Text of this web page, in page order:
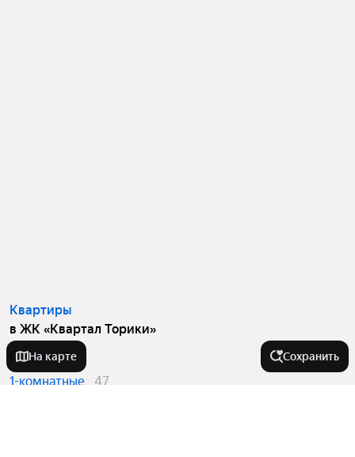
Квартиры
в ЖК «Квартал Торики»
Студии
16
1-комнатные
47
На карте Сохранить